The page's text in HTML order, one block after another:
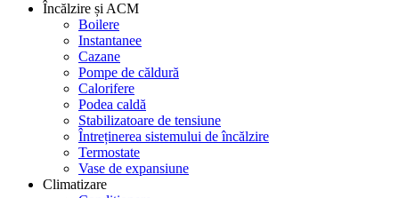
Încălzire și ACM
Boilere
Instantanee
Cazane
Pompe de căldură
Calorifere
Podea caldă
Stabilizatoare de tensiune
Întreținerea sistemului de încălzire
Termostate
Vase de expansiune
Climatizare